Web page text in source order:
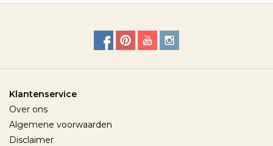
Klantenservice
Over ons
Algemene voorwaarden
Disclaimer